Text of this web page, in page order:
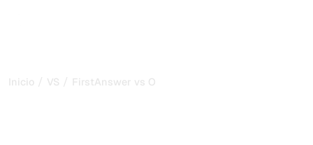
Inicio / VS / FirstAnswer vs Otterly AI